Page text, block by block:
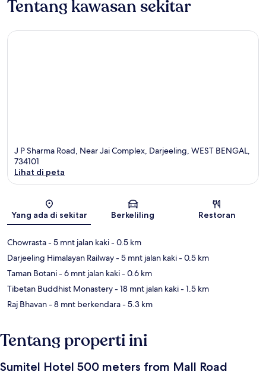
Tentang kawasan sekitar
J P Sharma Road, Near Jai Complex, Darjeeling, WEST BENGAL,
734101
Lihat di peta
Yang ada di sekitar Berkeliling Restoran
Chowrasta- 5 mnt jalan kaki- 0.5 km
Darjeeling Himalayan Railway- 5 mnt jalan kaki- 0.5 km
Taman Botani- 6 mnt jalan kaki- 0.6 km
Tibetan Buddhist Monastery- 18 mnt jalan kaki- 1.5 km
Raj Bhavan- 8 mnt berkendara- 5.3 km
Tentang properti ini
Sumitel Hotel 500 meters from Mall Road